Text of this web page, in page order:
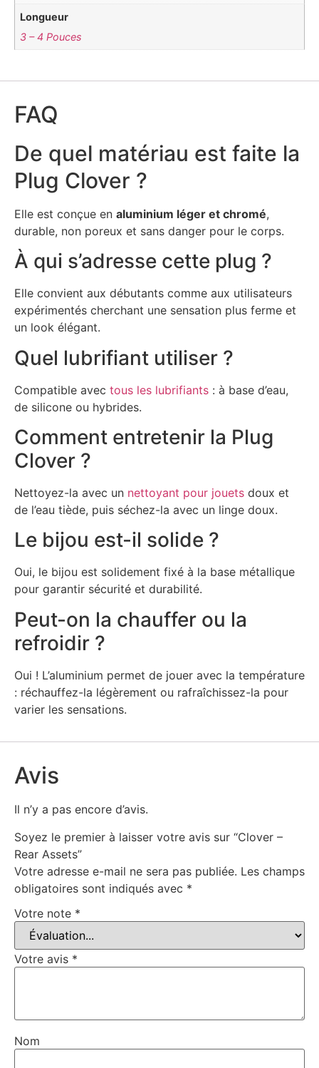
Longueur
3 – 4 Pouces
FAQ
De quel matériau est faite la
Plug Clover ?
Elle est conçue en aluminium léger et chromé,
durable, non poreux et sans danger pour le corps.
À qui s’adresse cette plug ?
Elle convient aux débutants comme aux utilisateurs
expérimentés cherchant une sensation plus ferme et
un look élégant.
Quel lubrifiant utiliser ?
Compatible avec tous les lubrifiants : à base d’eau,
de silicone ou hybrides.
Comment entretenir la Plug
Clover ?
Nettoyez-la avec un nettoyant pour jouets doux et
de l’eau tiède, puis séchez-la avec un linge doux.
Le bijou est-il solide ?
Oui, le bijou est solidement fixé à la base métallique
pour garantir sécurité et durabilité.
Peut-on la chauffer ou la
refroidir ?
Oui ! L’aluminium permet de jouer avec la température
: réchauffez-la légèrement ou rafraîchissez-la pour
varier les sensations.
Avis
Il n’y a pas encore d’avis.
Soyez le premier à laisser votre avis sur “Clover –
Rear Assets”
Votre adresse e-mail ne sera pas publiée. Les champs
obligatoires sont indiqués avec *
Votre note *
Votre avis *
Nom